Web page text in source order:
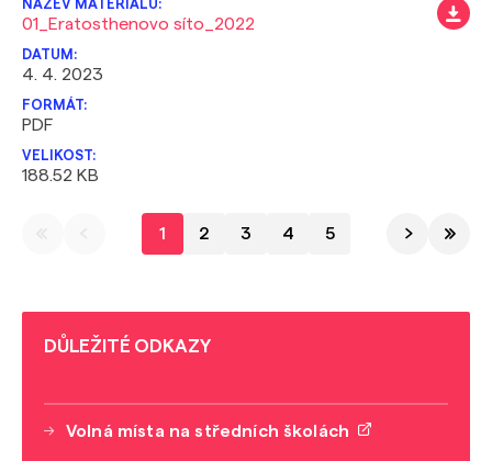
01_Eratosthenovo síto_2022
4. 4. 2023
PDF
188.52 KB
1 2 3 4 5
DŮLEŽITÉ ODKAZY
Volná místa na středních školách